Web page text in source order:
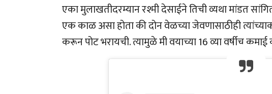
एका मुलाखतीदरम्यान रश्मी देसाईने तिची व्यथा मांडत
एक काळ असा होता की दोन वेळच्या जेवणासाठीही
करून पोट भरायची. त्यामुळे मी वयाच्या 16 व्या वर्षीच